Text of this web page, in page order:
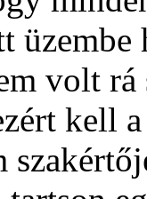
üzembe
volt rá
kell